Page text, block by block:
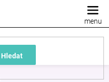
Hledat